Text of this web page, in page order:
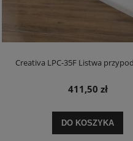
Creativa LPC-35F Listwa
411,50 zł
DO KOSZYKA